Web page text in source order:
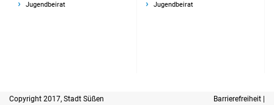
Jugendbeirat
Jugendbeirat
Copyright 2017, Stadt Süßen Barrierefreiheit